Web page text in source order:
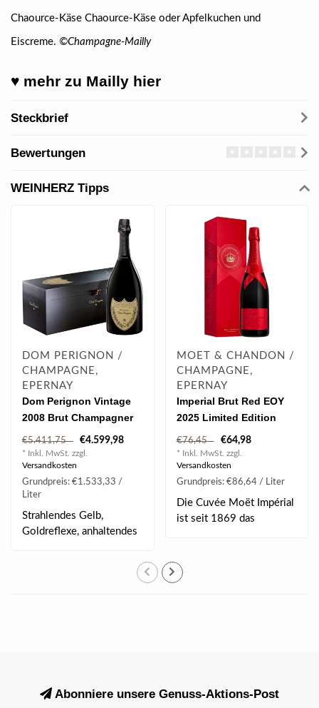
Chaource-Käse Chaource-Käse oder Apfelkuchen und
Eiscreme. ©Champagne-Mailly
♥ mehr zu Mailly hier
Steckbrief
Bewertungen
WEINHERZ Tipps
DOM PERIGNON /
CHAMPAGNE,
EPERNAY
Dom Perignon Vintage
2008 Brut Champagner
Jeroboam 3.0 l
€5.411,75 €4.599,98
* Inkl. MwSt. zzgl.
Versandkosten
Grundpreis: €1.533,33 /
Liter
Strahlendes Gelb,
Goldreflexe, anhaltendes
MOET & CHANDON /
CHAMPAGNE,
EPERNAY
Imperial Brut Red EOY
2025 Limited Edition
0.75 l 12.50% vol
€76,45 €64,98
* Inkl. MwSt. zzgl.
Versandkosten
Grundpreis: €86,64 / Liter
Die Cuvée Moët Impérial
ist seit 1869 das
Abonniere unsere Genuss-Aktions-Post